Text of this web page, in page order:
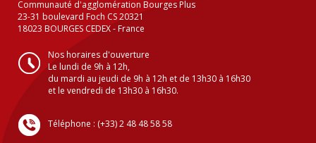
Communauté d'agglomération Bourges Plus
23-31 boulevard Foch CS 20321
18023 BOURGES CEDEX - France
Nos horaires d'ouverture
Le lundi de 9h à 12h,
du mardi au jeudi de 9h à 12h et de 13h30 à 16h30
et le vendredi de 13h30 à 16h30.
Téléphone : (+33) 2 48 48 58 58